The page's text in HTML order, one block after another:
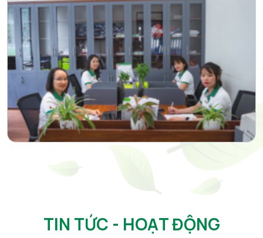
TIN TỨC - HOẠT ĐỘNG